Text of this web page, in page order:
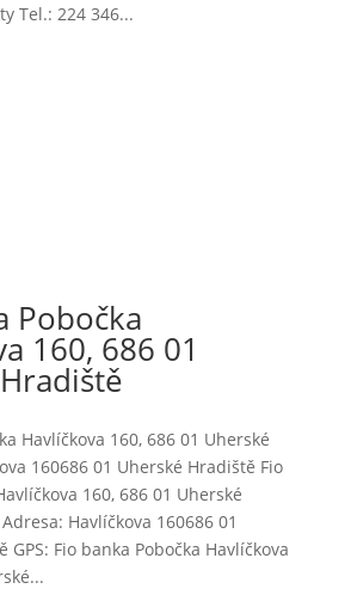
Tel.: 224 346...
Pobočka
160, 686 01
Havlíčkova 160, 686 01 Uherské
160686 01 Uherské Hradiště Fio
160, 686 01 Uherské
Havlíčkova 160686 01
GPS: Fio banka Pobočka Havlíčkova